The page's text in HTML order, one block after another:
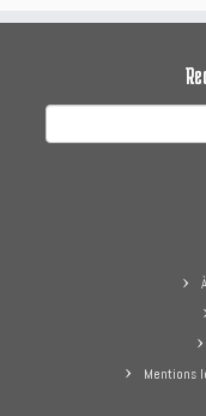
Mentions